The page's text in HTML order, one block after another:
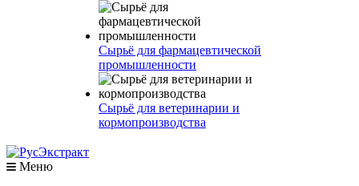
Сырьё для фармацевтической
промышленности
Сырьё для ветеринарии и
кормопроизводства
Меню